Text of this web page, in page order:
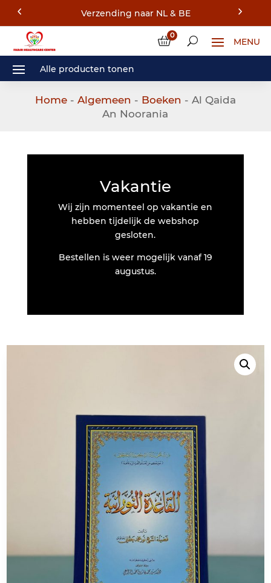
Verzending naar NL & BE
0
Home- Algemeen - Boeken - Al Qaida
An Noorania
Vakantie
Wij zijn momenteel op vakantie en
hebben tijdelijk de webshop
gesloten.
Bestellen is weer mogelijk vanaf 19
augustus.